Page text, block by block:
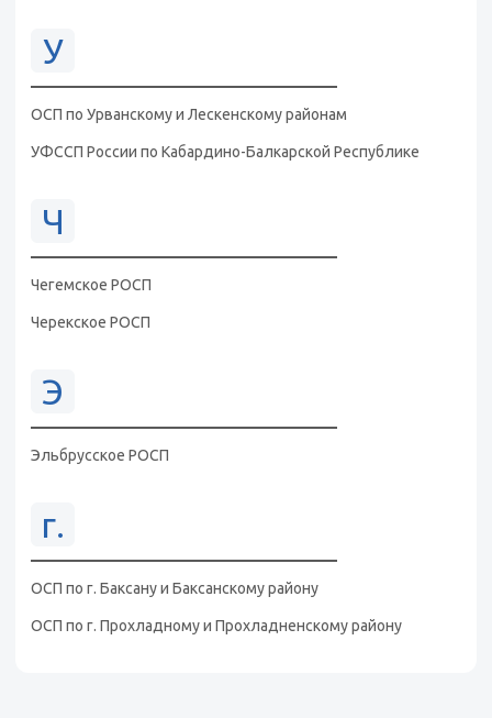
У
ОСП по Урванскому и Лескенскому районам
УФССП России по Кабардино-Балкарской Республике
Ч
Чегемское РОСП
Черекское РОСП
Э
Эльбрусское РОСП
г.
ОСП по г. Баксану и Баксанскому району
ОСП по г. Прохладному и Прохладненскому району